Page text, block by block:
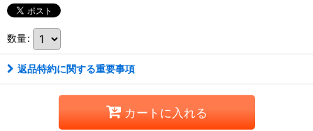
数量:
返品特約に関する重要事項
カートに入れる